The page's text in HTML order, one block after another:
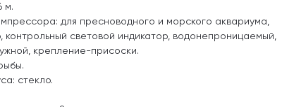
м.
для пресноводного и морского аквариума,
контрольный световой индикатор, водонепроницаемый,
крепление-присоски.
стекло.